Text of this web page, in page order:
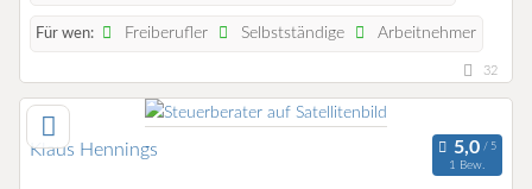
Für wen: Freiberufler Selbstständige Arbeitnehmer
32
Klaus Hennings
1 Bew.